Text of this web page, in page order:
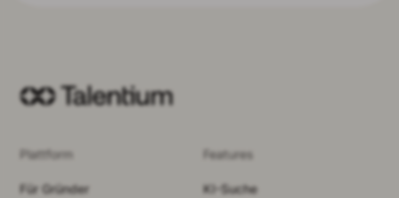
Plattform
Für Gründer
Features
KI-Suche